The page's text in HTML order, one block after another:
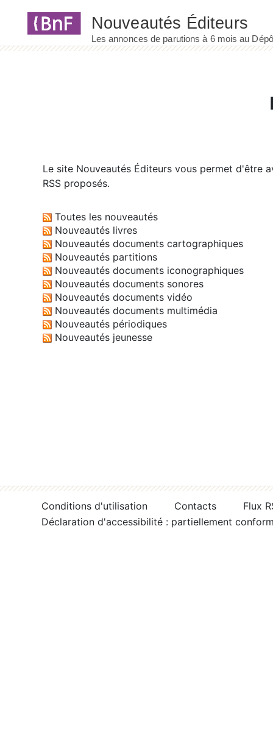
Le site Nouveautés Éditeurs vous permet d'être
RSS proposés.
Toutes les nouveautés
Nouveautés livres
Nouveautés documents cartographiques
Nouveautés partitions
Nouveautés documents iconographiques
Nouveautés documents sonores
Nouveautés documents vidéo
Nouveautés documents multimédia
Nouveautés périodiques
Nouveautés jeunesse
Conditions d'utilisation Contacts
Flux
Déclaration d'accessibilité : partiellement